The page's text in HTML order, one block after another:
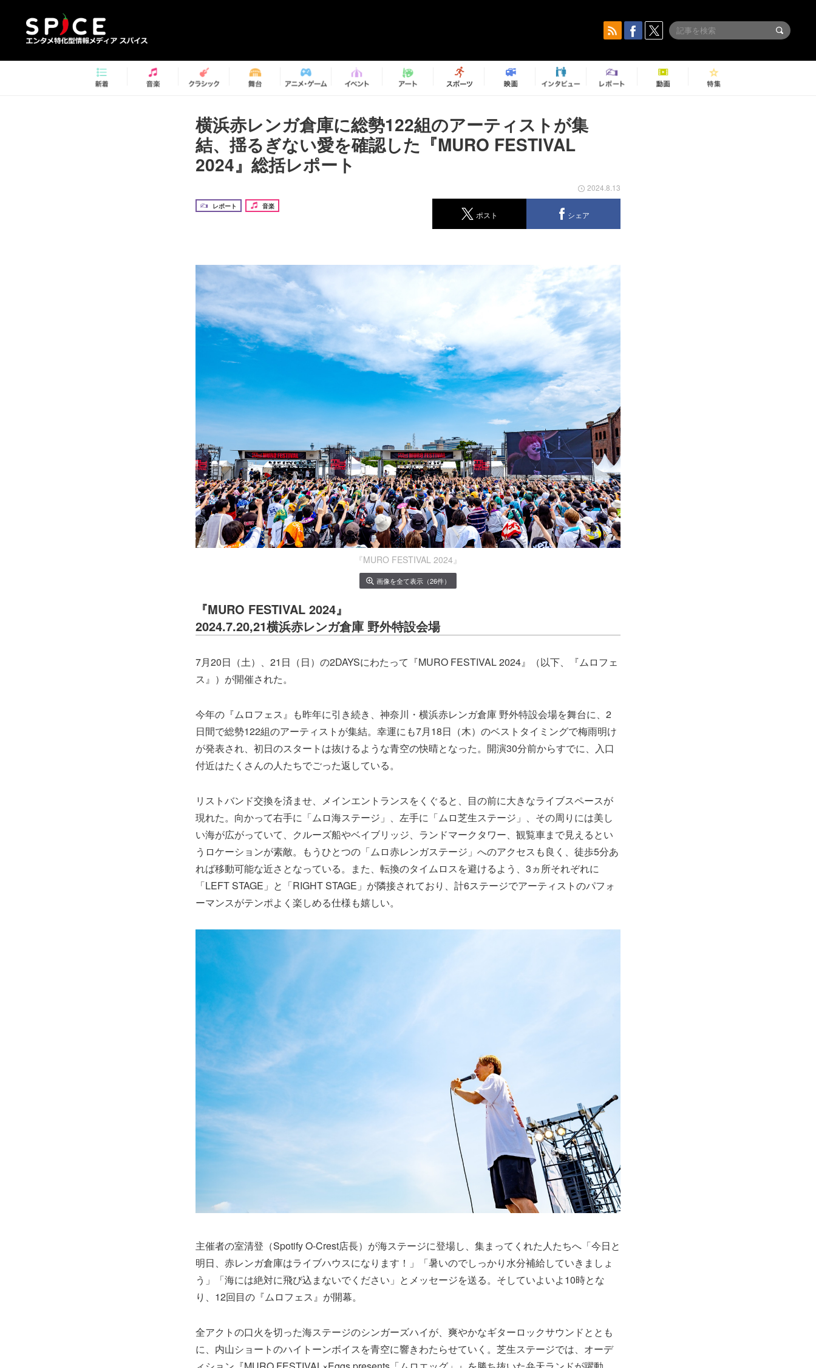
横浜赤レンガ倉庫に総勢122組のアーティストが集
結、揺るぎない愛を確認した『MURO FESTIVAL
2024』総括レポート
レポート 音楽
2024.8.13
ポスト シェア
『MURO FESTIVAL 2024』
画像を全て表示（26件）
『MURO FESTIVAL 2024』
2024.7.20,21横浜赤レンガ倉庫 野外特設会場
7月20日（土）、21日（日）の2DAYSにわたって『MURO FESTIVAL 2024』（以下、『ムロフェ
ス』）が開催された。
今年の『ムロフェス』も昨年に引き続き、神奈川・横浜赤レンガ倉庫 野外特設会場を舞台に、2
日間で総勢122組のアーティストが集結。幸運にも7月18日（木）のベストタイミングで梅雨明け
が発表され、初日のスタートは抜けるような青空の快晴となった。開演30分前からすでに、入口
付近はたくさんの人たちでごった返している。
リストバンド交換を済ませ、メインエントランスをくぐると、目の前に大きなライブスペースが
現れた。向かって右手に「ムロ海ステージ」、左手に「ムロ芝生ステージ」、その周りには美し
い海が広がっていて、クルーズ船やベイブリッジ、ランドマークタワー、観覧車まで見えるとい
うロケーションが素敵。もうひとつの「ムロ赤レンガステージ」へのアクセスも良く、徒歩5分あ
れば移動可能な近さとなっている。また、転換のタイムロスを避けるよう、3ヵ所それぞれに
「LEFT STAGE」と「RIGHT STAGE」が隣接されており、計6ステージでアーティストのパフォ
ーマンスがテンポよく楽しめる仕様も嬉しい。
主催者の室清登（Spotify O-Crest店長）が海ステージに登場し、集まってくれた人たちへ「今日と
明日、赤レンガ倉庫はライブハウスになります！」「暑いのでしっかり水分補給していきましょ
う」「海には絶対に飛び込まないでください」とメッセージを送る。そしていよいよ10時とな
り、12回目の『ムロフェス』が開幕。
全アクトの口火を切った海ステージのシンガーズハイが、爽やかなギターロックサウンドととも
に、内山ショートのハイトーンボイスを青空に響きわたらせていく。芝生ステージでは、オーデ